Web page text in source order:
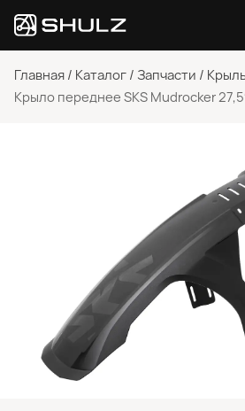
Главная / Каталог / Запчасти /
Крыло переднее SKS Mudrocker